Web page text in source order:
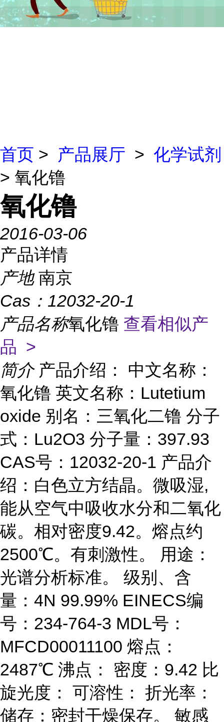
首页 > 产品展厅 > 化学试剂
> 氧化镥
氧化镥
2016-03-06
产品详情
产地 南京
Cas： 12032-20-1
产品名称氧化镥 查看相似产
品 >
简介 产品介绍： 中文名称：
氧化镥 英文名称：Lutetium
oxide 别名：三氧化二镥 分子
式：Lu2O3 分子量：397.93
CAS号：12032-20-1 产品介
绍：白色立方结晶。微吸湿,
能从空气中吸收水分和二氧化
碳。相对密度9.42。熔点约
2500℃。有刺激性。 用途：
光谱分析标准。 级别、含
量：4N 99.99% EINECS编
号：234-764-3 MDL号：
MFCD00011100 熔点：
2487℃ 沸点： 密度：9.42 比
旋光度： 可溶性： 折光率：
储存：密封干燥保存。 敏感